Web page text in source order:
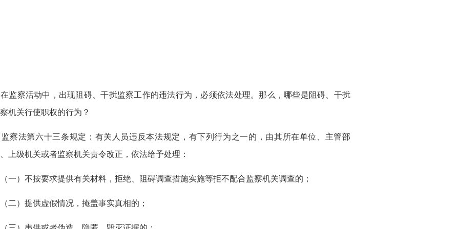
察活动中，出现阻碍、干扰监察工作的违法行为，必须依法处理。那么，哪些是阻碍、干扰
机关行使职权的行为？
法第六十三条规定：有关人员违反本法规定，有下列行为之一的，由其所在单位、主管部
上级机关或者监察机关责令改正，依法给予处理：
）不按要求提供有关材料，拒绝、阻碍调查措施实施等拒不配合监察机关调查的；
）提供虚假情况，掩盖事实真相的；